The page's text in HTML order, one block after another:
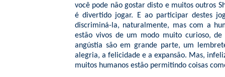
você pode não gostar disto e muitos outros
é divertido jogar. E ao participar destes
discriminá-la, naturalmente, mas com a
estão vivos de um modo muito curioso,
angústia são em grande parte, um
alegria, a felicidade e a expansão. Mas,
muitos humanos estão permitindo coisas